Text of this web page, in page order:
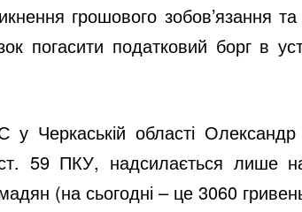
грошового зобов’язання
погасити податковий борг в
Черкаській області
59 ПКУ, надсилається лише
(на сьогодні – це 3060